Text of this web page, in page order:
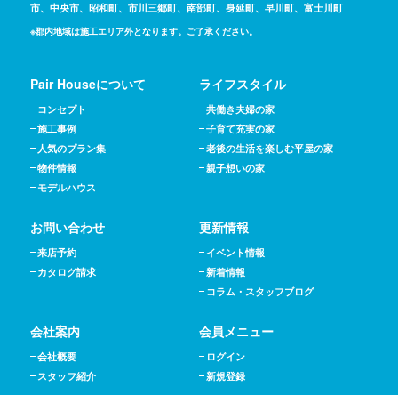
市、中央市、昭和町、市川三郷町、南部町、身延町、早川町、富士川町
※郡内地域は施工エリア外となります。ご了承ください。
Pair Houseについて
コンセプト
施工事例
人気のプラン集
物件情報
モデルハウス
ライフスタイル
共働き夫婦の家
子育て充実の家
老後の生活を楽しむ平屋の家
親子想いの家
お問い合わせ
来店予約
カタログ請求
更新情報
イベント情報
新着情報
コラム・スタッフブログ
会社案内
会社概要
スタッフ紹介
会員メニュー
ログイン
新規登録